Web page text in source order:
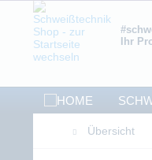
Ihr
Übersicht